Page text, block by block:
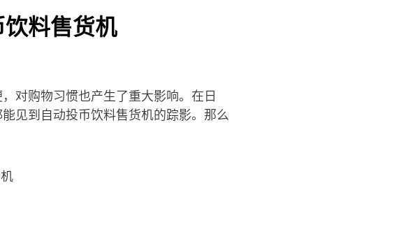
料售货机
对购物习惯也产生了重大影响。在日
见到自动投币饮料售货机的踪影。那么